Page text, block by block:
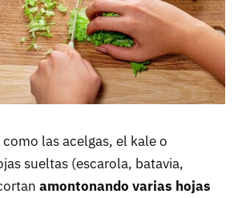
las acelgas, el kale o
sueltas (escarola, batavia,
amontonando varias hojas